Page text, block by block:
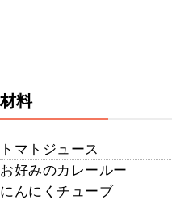
材料
トマトジュース
お好みのカレールー
にんにくチューブ